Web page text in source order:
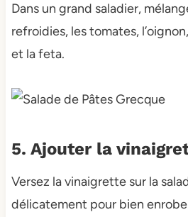
Dans un grand saladier,
refroidies, les tomates,
et la feta.
5. Ajouter la
Versez la vinaigrette sur la
délicatement pour bien